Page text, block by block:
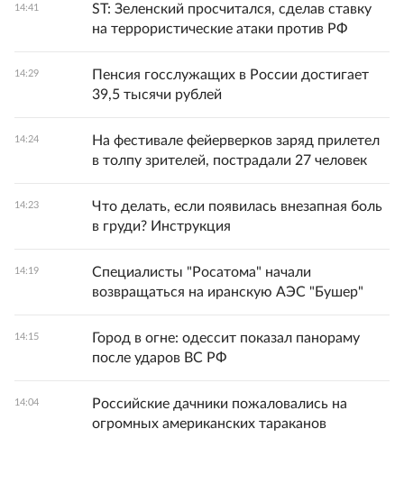
14:41
ST: Зеленский просчитался, сделав ставку
на террористические атаки против РФ
14:29
Пенсия госслужащих в России достигает
39,5 тысячи рублей
14:24
На фестивале фейерверков заряд прилетел
в толпу зрителей, пострадали 27 человек
14:23
Что делать, если появилась внезапная боль
в груди? Инструкция
14:19
Специалисты "Росатома" начали
возвращаться на иранскую АЭС "Бушер"
14:15
Город в огне: одессит показал панораму
после ударов ВС РФ
14:04
Российские дачники пожаловались на
огромных американских тараканов